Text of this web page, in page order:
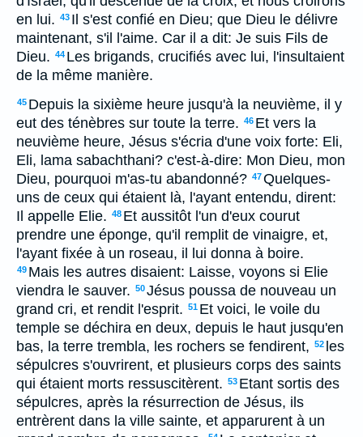
en lui. 43 Il s'est confié en Dieu; que Dieu le délivre
maintenant, s'il l'aime. Car il a dit: Je suis Fils de
Dieu. 44 Les brigands, crucifiés avec lui, l'insultaient
de la même manière.
45 Depuis la sixième heure jusqu'à la neuvième, il y
eut des ténèbres sur toute la terre. 46 Et vers la
neuvième heure, Jésus s'écria d'une voix forte: Eli,
Eli, lama sabachthani? c'est-à-dire: Mon Dieu, mon
Dieu, pourquoi m'as-tu abandonné? 47Quelques-
uns de ceux qui étaient là, l'ayant entendu, dirent:
Il appelle Elie. 48 Et aussitôt l'un d'eux courut
prendre une éponge, qu'il remplit de vinaigre, et,
l'ayant fixée à un roseau, il lui donna à boire.
49 Mais les autres disaient: Laisse, voyons si Elie
viendra le sauver. 50Jésus poussa de nouveau un
grand cri, et rendit l'esprit. 51 Et voici, le voile du
temple se déchira en deux, depuis le haut jusqu'en
bas, la terre trembla, les rochers se fendirent, 52 les
sépulcres s'ouvrirent, et plusieurs corps des saints
qui étaient morts ressuscitèrent. 53 Etant sortis des
sépulcres, après la résurrection de Jésus, ils
entrèrent dans la ville sainte, et apparurent à un